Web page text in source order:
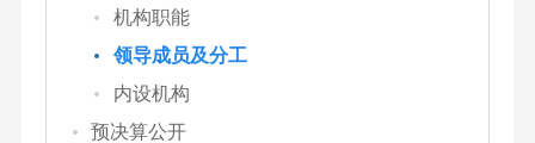
机构职能
领导成员及分工
内设机构
预决算公开